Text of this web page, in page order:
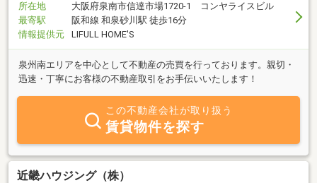
所在地
大阪府泉南市信達市場1720-1 コンヤライスビル
最寄駅
阪和線 和泉砂川駅 徒歩16分
情報提供元
LIFULL HOME'S
泉州南エリアを中心として不動産の売買を行っております。親切・
迅速・丁寧にお客様の不動産取引をお手伝いいたします！
この不動産会社が取り扱う
賃貸物件を探す
近畿ハウジング（株）